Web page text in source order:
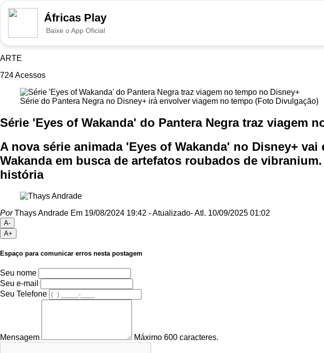
Áfricas Play
Baixe o App Oficial
ARTE
724Acessos
Série do Pantera Negra no Disney+ irá envolver viagem no tempo (Foto Divulgação)
Série 'Eyes of Wakanda' do Pantera Negra traz viagem
A nova série animada 'Eyes of Wakanda' no Disney+
Wakanda em busca de artefatos roubados de
história
PorThays Andrade Em 19/08/2024 19:42 - Atualizado- Atl. 10/09/2025 01:02
A-
A+
Espaço para comunicar erros nesta postagem
Seu nome
Seu e-mail
Seu Telefone
Mensagem Máximo 600 caracteres.